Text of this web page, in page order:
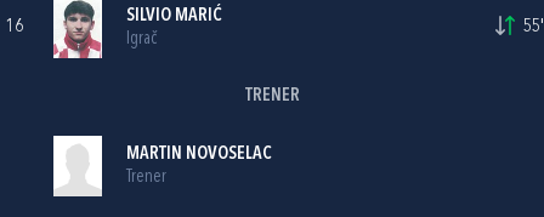
16
SILVIO MARIĆ
Igrač
55'
TRENER
MARTIN NOVOSELAC
Trener